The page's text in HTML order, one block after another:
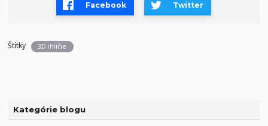
Kategórie blogu
Facebook Twitter
Štítky 3D ihličie